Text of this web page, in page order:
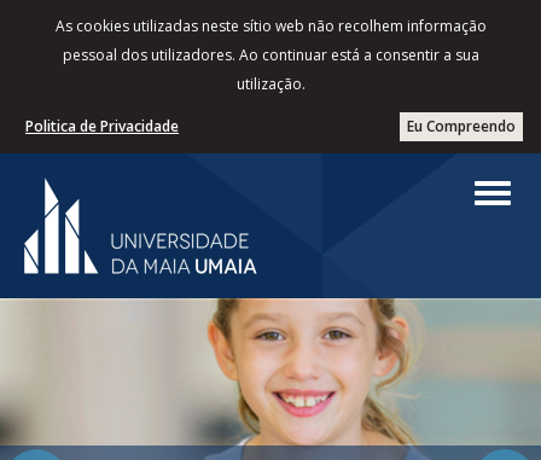
As cookies utilizadas neste sítio web não recolhem informação
pessoal dos utilizadores. Ao continuar está a consentir a sua
utilização.
Eu Compreendo
Politica de Privacidade